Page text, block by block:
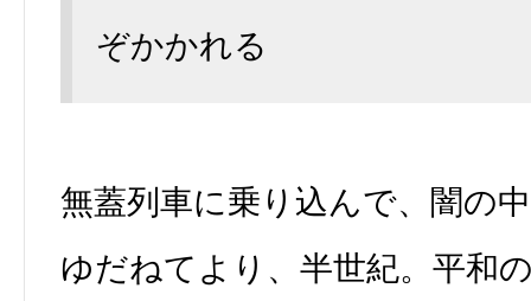
ぞかかれる
無蓋列車に乗り込んで、闇の
ゆだねてより、半世紀。平和